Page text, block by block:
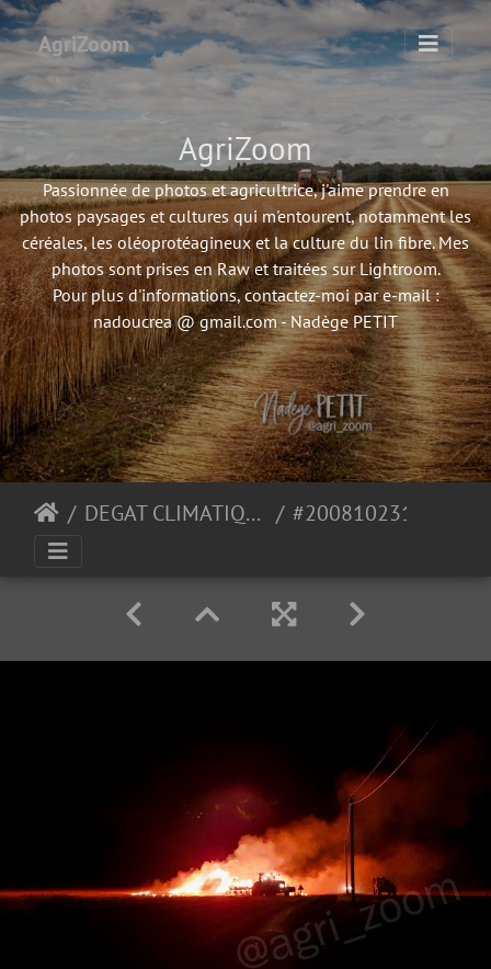
AgriZoom
AgriZoom
Passionnée de photos et agricultrice, j'aime prendre en
photos paysages et cultures qui m'entourent, notamment les
céréales, les oléoprotéagineux et la culture du lin fibre. Mes
photos sont prises en Raw et traitées sur Lightroom.
Pour plus d'informations, contactez-moi par e-mail :
nadoucrea @ gmail.com - Nadège PETIT
DEGAT CLIMATIQUE